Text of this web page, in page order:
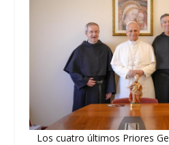
Los cuatro últimos Priores